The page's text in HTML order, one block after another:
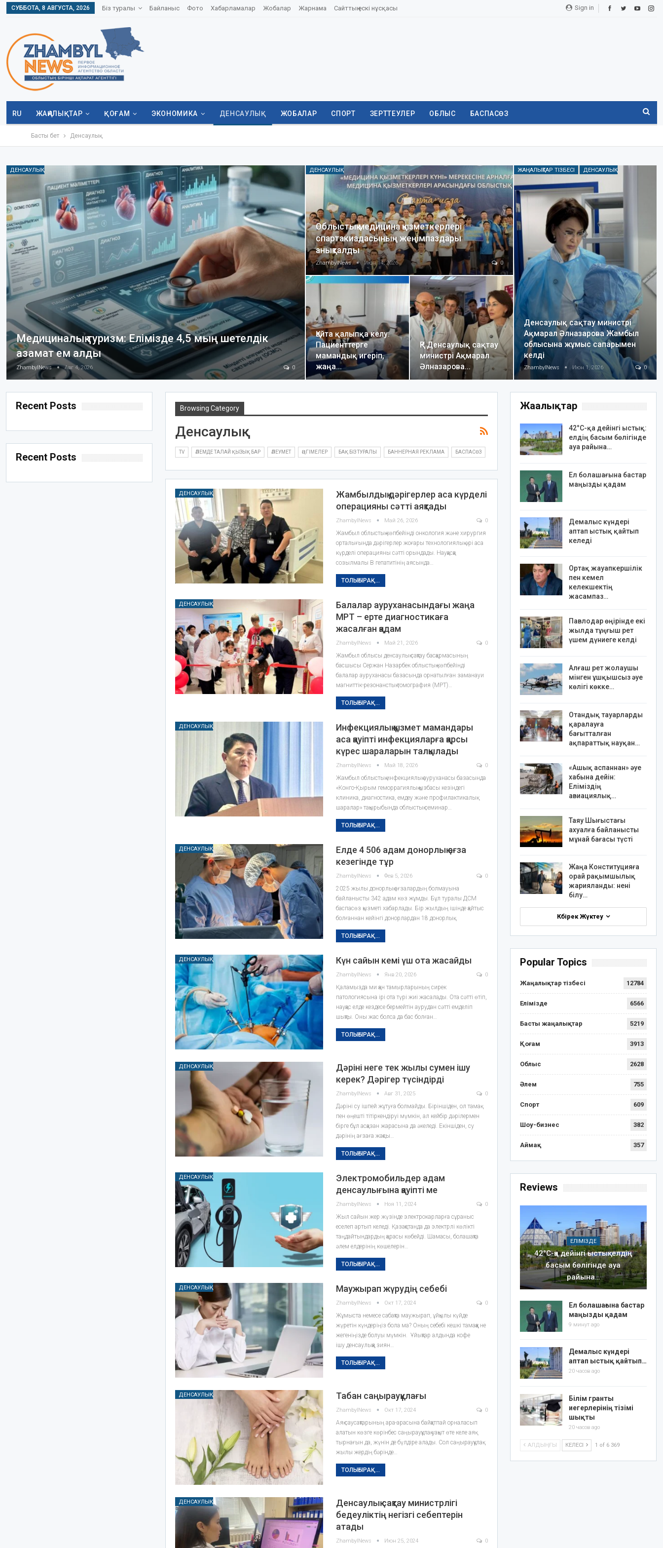
Sign in
СУББОТА, 8 АВГУСТА, 2026 Біз туралы Байланыс Фото Хабарламалар Жобалар Жарнама Сайттың ескі нұсқасы
RU ЖАҢАЛЫҚТАР ҚОҒАМ ЭКОНОМИКА ДЕНСАУЛЫҚ ЖОБАЛАР СПОРТ ЗЕРТТЕУЛЕР ОБЛЫС БАСПАСӨЗ
Басты бет Денсаулық
ДЕНСАУЛЫҚ
Медициналық туризм: Елімізде 4,5 мың шетелдік
азамат ем алды
ZhambylNews Авг 4, 2026 0
ДЕНСАУЛЫҚ
Облыстық медицина қызметкерлері
спартакиадасының жеңімпаздары
анықталды
ZhambylNews Июн 14, 2026 0
Қайта қалыпқа келу:
Пациенттерге
мамандық игеріп,
жаңа…
ҚР Денсаулық сақтау
министрі Ақмарал
Әлназарова…
ЖАҢАЛЫҚТАР ТІЗБЕСІ ДЕНСАУЛЫҚ
Денсаулық сақтау министрі
Ақмарал Әлназарова Жамбыл
облысына жұмыс сапарымен
келді
ZhambylNews Июн 1, 2026 0
Browsing Category
Денсаулық
TV ӘЛЕМДЕ ТАЛАЙ ҚЫЗЫҚ БАР ӘЛЕУМЕТ ӘҢГІМЕЛЕР БАҚ БІЗ ТУРАЛЫ БАННЕРНАЯ РЕКЛАМА БАСПАСӨЗ
ДЕНСАУЛЫҚ
Жамбылдық дәрігерлер аса күрделі
операцияны сәтті аяқтады
ZhambylNews Май 26, 2026 0
Жамбыл облыстық көпбейінді онкология және хирургия
орталығында дәрігерлер жоғары технологиялық әрі аса
күрделі операцияны сәтті орындады. Науқасқа
созылмалы В гепатитінің аясында…
ТОЛЫҒЫРАҚ...
ДЕНСАУЛЫҚ
Балалар ауруханасындағы жаңа
МРТ – ерте диагностикаға
жасалған қадам
ZhambylNews Май 21, 2026 0
Жамбыл облысы денсаулық сақтау басқармасының
басшысы Сержан Назарбек облыстық көпбейінді
балалар ауруханасы базасында орнатылған заманауи
магниттік-резонанстық томография (МРТ)…
ТОЛЫҒЫРАҚ...
ДЕНСАУЛЫҚ
Инфекциялық қызмет мамандары
аса қауіпті инфекцияларға қарсы
күрес шараларын талқылады
ZhambylNews Май 18, 2026 0
Жамбыл облыстық инфекциялық ауруханасы базасында
«Конго-Қырым геморрагиялық қызбасы кезіндегі
клиника, диагностика, емдеу және профилактикалық
шаралар» тақырыбында облыстық семинар…
ТОЛЫҒЫРАҚ...
ДЕНСАУЛЫҚ
Елде 4 506 адам донорлық ағза
кезегінде тұр
ZhambylNews Фев 5, 2026 0
2025 жылы донорлық ағзалардың болмауына
байланысты 342 адам көз жұмды. Бұл туралы ДСМ
баспасөз қызметі хабарлады. Бір жылдың ішінде қайтыс
болғаннан кейінгі донорлардан 18 донорлық…
ТОЛЫҒЫРАҚ...
ДЕНСАУЛЫҚ Күн сайын кемі үш ота жасайды
ZhambylNews Янв 20, 2026 0
Қаламызда ми қан тамырларының сирек
патологиясына ірі ота түрі жиі жасалады. Ота сәтті өтіп,
науқас елде кездесе бермейтін аурудан сәтті емделіп
шықты. Оны жас болса да бас болған…
ТОЛЫҒЫРАҚ...
ДЕНСАУЛЫҚ
Дәріні неге тек жылы сумен ішу
керек? Дәрігер түсіндірді
ZhambylNews Авг 31, 2025 0
Дәріні су ішпей жұтуға болмайды. Біріншіден, ол тамақ
пен өңешті тітіркендіруі мүмкін, ал кейбір дәрілермен
бірге бұл асқазан жарасына да әкеледі. Екіншіден, су
дәрінің ағзаға жақсы…
ТОЛЫҒЫРАҚ...
ДЕНСАУЛЫҚ
Электромобильдер адам
денсаулығына қауіпті ме
ZhambylNews Ноя 11, 2024 0
Жыл сайын жер жүзінде электрокарларға сұраныс
еселеп артып келеді. Қазақстанда да электрлі көлікті
таңдайтындардың қарасы көбейді. Шамасы, болашақта
әлем елдерінің көшелерін…
ТОЛЫҒЫРАҚ...
ДЕНСАУЛЫҚ Маужырап жүрудің себебі
ZhambylNews Окт 17, 2024 0
Жұмыста немесе сабақта маужырап, ұйқылы күйде
жүретін күндеріңіз бола ма? Оның себебі кешкі тамаққа не
жегеніңізде болуы мүмкін. Ұйықтар алдында кофе
ішу денсаулыққа зиян…
ТОЛЫҒЫРАҚ...
ДЕНСАУЛЫҚ Табан саңырауқұлағы
ZhambylNews Окт 17, 2024 0
Аяқ саусақтарының ара-­арасына байқатпай орнала­сып
алатын көзге көрінбес саңырауқұлақ уақыт өте ке­ле аяқ
тырнағын да, жүнін де бүлдіре алады. Сол саң­ырауқұлақ
жылы жердің бәрінде…
ТОЛЫҒЫРАҚ...
ДЕНСАУЛЫҚ
Денсаулық сақтау министрлігі
бедеуліктің негізгі себептерін
атады
ZhambylNews Июн 25, 2024 0
Жаңалықтар
42°C-қа дейінгі ыстық:
елдің басым бөлігінде
ауа райына…
Ел болашағына бастар
маңызды қадам
Демалыс күндері
аптап ыстық қайтып
келеді
Ортақ жауапкершілік
пен кемел
келекшектің
жасампаз…
Павлодар өңірінде екі
жылда тұңғыш рет
үшем дүниеге келді
Алғаш рет жолаушы
мінген ұшқышсыз әуе
көлігі көкке…
Отандық тауарларды
қаралауға
бағытталған
ақпараттық науқан…
«Ашық аспаннан» әуе
хабына дейін:
Еліміздің
авиациялық…
Таяу Шығыстағы
ахуалға байланысты
мұнай бағасы түсті
Жаңа Конституцияға
орай рақымшылық
жарияланды: нені
білу…
Көбірек Жүктеу
Popular Topics
Жаңалықтар тізбесі 12784
Елімізде 6566
Басты жаңалықтар 5219
Қоғам 3913
Облыс 2628
Әлем 755
Спорт 609
Шоу-бизнес 382
Аймақ 357
Reviews
ЕЛІМІЗДЕ
42°C-қа дейінгі ыстық: елдің
басым бөлігінде ауа
райына…
Ел болашағына бастар
маңызды қадам
9 минут ago
Демалыс күндері
аптап ыстық қайтып…
20 часов ago
Білім гранты
иегерлерінің тізімі
шықты
20 часов ago
АЛДЫҢҒЫ КЕЛЕСІ 1 of 6 369
Recent Posts
Recent Posts